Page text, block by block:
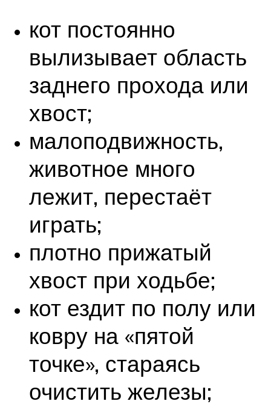
кот постоянно
вылизывает область
заднего прохода или
хвост;
малоподвижность,
животное много
лежит, перестаёт
играть;
плотно прижатый
хвост при ходьбе;
кот ездит по полу или
ковру на «пятой
точке», стараясь
очистить железы;